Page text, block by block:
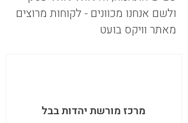
ולשם אנחנו מכוונים - לקוחות מרוצים
מאתר וויקס בועט
מרכז מורשת יהדות בבל